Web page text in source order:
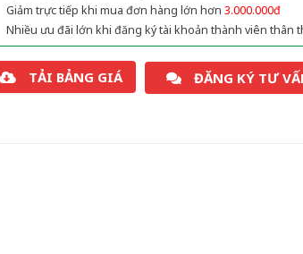
Giảm trực tiếp khi mua đơn hàng lớn hơn 3.000.000đ
Nhiều ưu đãi lớn khi đăng ký tài khoản thành viên thân
TẢI BẢNG GIÁ ĐĂNG KÝ TƯ